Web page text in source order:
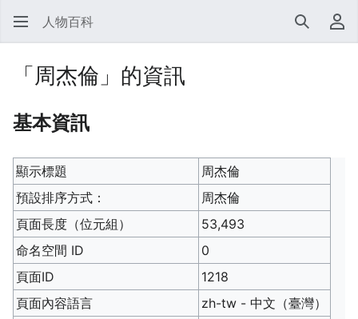
人物百科 搜尋 使
「周杰倫」的資訊
基本資訊
顯示標題
周杰倫
預設排序方式：
周杰倫
頁面長度（位元組）
53,493
命名空間 ID
0
頁面ID
1218
頁面內容語言
zh-tw - 中文（臺灣）